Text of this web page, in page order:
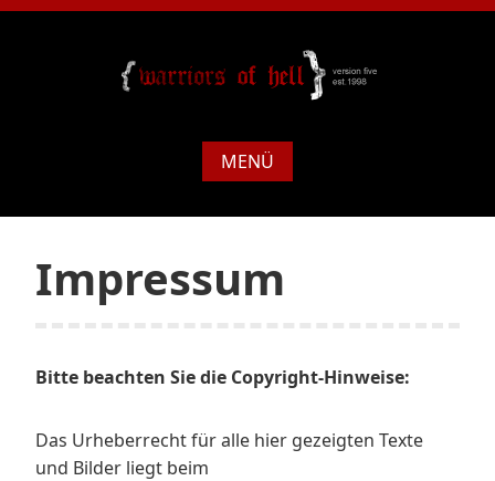
MENÜ
Impressum
Bitte beachten Sie die Copyright-Hinweise:
Das Urheberrecht für alle hier gezeigten Texte
und Bilder liegt beim